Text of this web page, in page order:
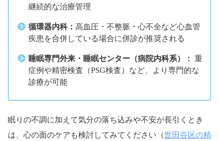
継続的な治療管理
循環器内科： 高血圧・不整脈・心不全など心血管
疾患を合併している場合に併診が推奨される
睡眠専門外来・睡眠センター（病院内科系）： 重
症例や精密検査（PSG検査）など、より専門的な
診療が可能
眠りの不調に加えて気分の落ち込みや不安が長引くとき
は、心の面のケアも検討してみてください（世田谷区の精